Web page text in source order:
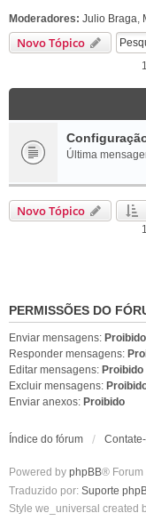
Moderadores: Julio Braga,
Novo Tópico
Última
Novo Tópico
PERMISSÕES DO
Enviar mensagens: Proibido
Responder mensagens:
Editar mensagens: Proibido
Excluir mensagens:
Enviar anexos: Proibido
Índice do fórum
Powered by phpBB® Forum
Traduzido por: Suporte
Style we_universal created